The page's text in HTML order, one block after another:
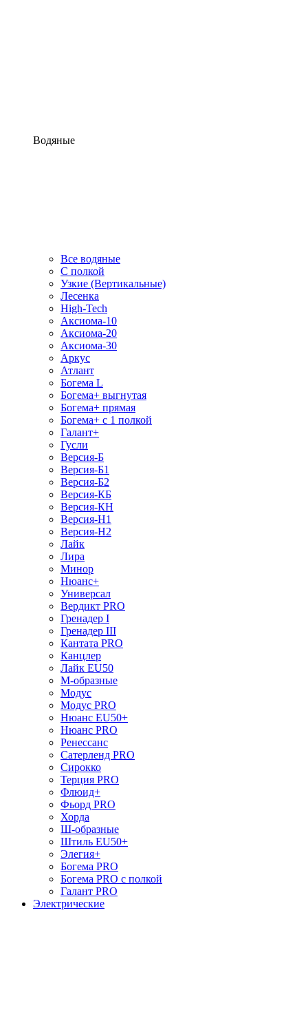
Водяные
Все водяные
С полкой
Узкие (Вертикальные)
Лесенка
High-Tech
Аксиома-10
Аксиома-20
Аксиома-30
Аркус
Атлант
Богема L
Богема+ выгнутая
Богема+ прямая
Богема+ с 1 полкой
Галант+
Гусли
Версия-Б
Версия-Б1
Версия-Б2
Версия-КБ
Версия-КН
Версия-Н1
Версия-Н2
Лайк
Лира
Минор
Нюанс+
Универсал
Вердикт PRO
Гренадер I
Гренадер III
Кантата PRO
Канцлер
Лайк EU50
М-образные
Модус
Модус PRO
Нюанс EU50+
Нюанс PRO
Ренессанс
Сатерленд PRO
Сирокко
Терция PRO
Флюид+
Фьорд PRO
Хорда
Ш-образные
Штиль EU50+
Элегия+
Богема PRO
Богема PRO с полкой
Галант PRO
Электрические